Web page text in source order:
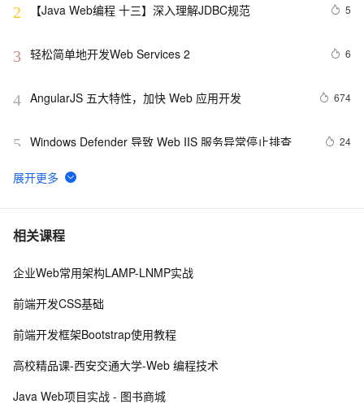
2 【Java Web编程 十三】深入理解JDBC规范 5
3 轻松简单地开发Web Services 2 6
4 AngularJS 五大特性，加快 Web 应用开发 674
5 Windows Defender 导致 Web IIS 服务异常停止排查 24
6
在Winform项目和Web API的.NetCore项目中使用
7 Axis2 Web Services 中使用session的配置及使用方法
8 DWR3访问WEB元素的两种方法
10Web乱码解决方法
相关课程
企业Web常用架构LAMP-LNMP实战
前端开发CSS基础
前端开发框架Bootstrap使用教程
高校精品课-西安交通大学-Web 编程技术
Java Web项目实战 - 图书商城